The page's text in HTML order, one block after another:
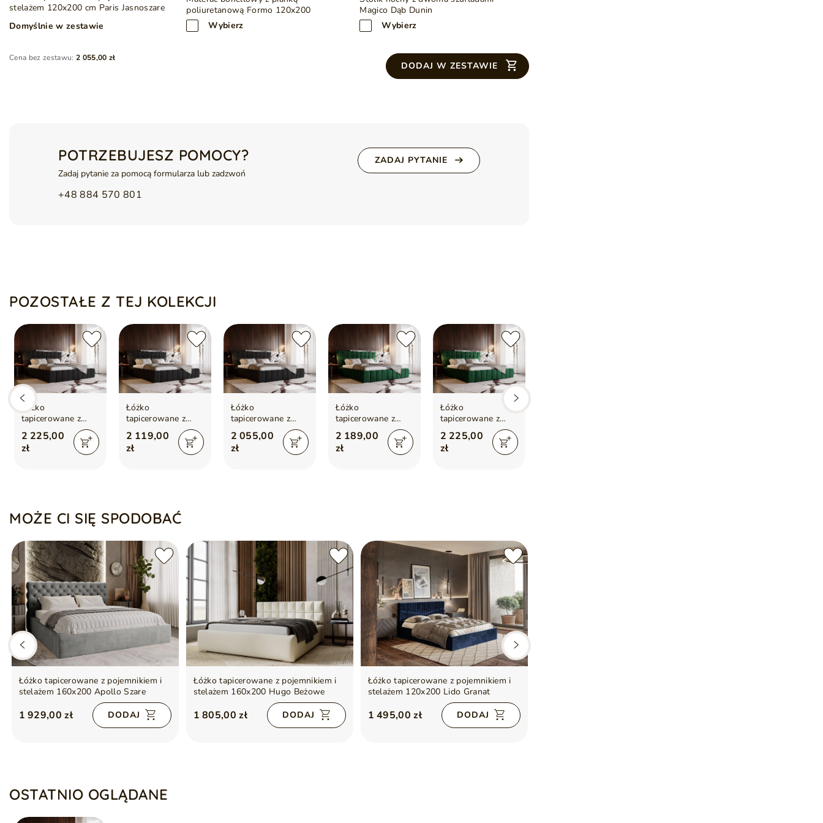
Poduszki oraz materac nie są w standardzie
Rzeczywiste wymiary łóżka mogą się różnić o ± 5 cm
stelażem 120x200 cm Paris Jasnoszare
Domyślnie w zestawie
Wybierz
poliuretanową Formo 120x200
Wybierz
Magico Dąb Dunin
Cena bez zestawu: 2 055,00 zł
DODAJ W ZESTAWIE
POTRZEBUJESZ POMOCY?
Zadaj pytanie za pomocą formularza lub zadzwoń
+48 884 570 801
ZADAJ PYTANIE
POZOSTAŁE Z TEJ KOLEKCJI
Łóżko
tapicerowane z
pojemnikiem i
stelażem 180x200
cm Paris Czarne
2 225,00
zł
Łóżko
tapicerowane z
pojemnikiem i
stelażem 140x200
cm Paris Czarne
2 119,00
zł
Łóżko
tapicerowane z
pojemnikiem i
stelażem 120x200
cm Paris Czarne
2 055,00
zł
Łóżko
tapicerowane z
pojemnikiem i
stelażem 160x200
cm Paris Zielone
2 189,00
zł
Łóżko
tapicerowane z
pojemnikiem i
stelażem 180x200
cm Paris Zielone
2 225,00
zł
MOŻE CI SIĘ SPODOBAĆ
Łóżko tapicerowane z pojemnikiem i
stelażem 160x200 Apollo Szare
1 929,00 zł DODAJ
Łóżko tapicerowane z pojemnikiem i
stelażem 160x200 Hugo Beżowe
1 805,00 zł DODAJ
Łóżko tapicerowane z pojemnikiem i
stelażem 120x200 Lido Granat
1 495,00 zł DODAJ
OSTATNIO OGLĄDANE